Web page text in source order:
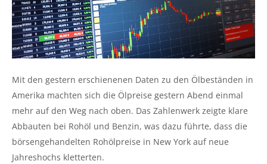
Mit den gestern erschienenen Daten zu den Ölbeständen in
Amerika machten sich die Ölpreise gestern Abend einmal
mehr auf den Weg nach oben. Das Zahlenwerk zeigte klare
Abbauten bei Rohöl und Benzin, was dazu führte, dass die
börsengehandelten Rohölpreise in New York auf neue
Jahreshochs kletterten.